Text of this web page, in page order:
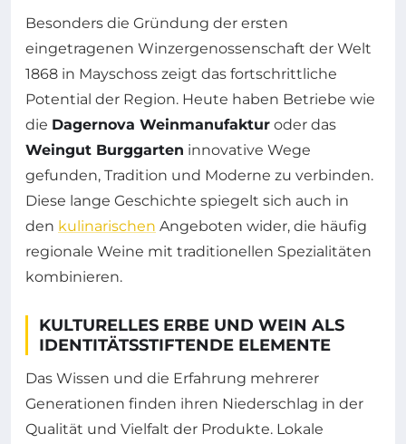
Besonders die Gründung der ersten
eingetragenen Winzergenossenschaft der Welt
1868 in Mayschoss zeigt das fortschrittliche
Potential der Region. Heute haben Betriebe wie
die Dagernova Weinmanufaktur oder das
Weingut Burggarten innovative Wege
gefunden, Tradition und Moderne zu verbinden.
Diese lange Geschichte spiegelt sich auch in
den kulinarischen Angeboten wider, die häufig
regionale Weine mit traditionellen Spezialitäten
kombinieren.
KULTURELLES ERBE UND WEIN ALS
IDENTITÄTSSTIFTENDE ELEMENTE
Das Wissen und die Erfahrung mehrerer
Generationen finden ihren Niederschlag in der
Qualität und Vielfalt der Produkte. Lokale